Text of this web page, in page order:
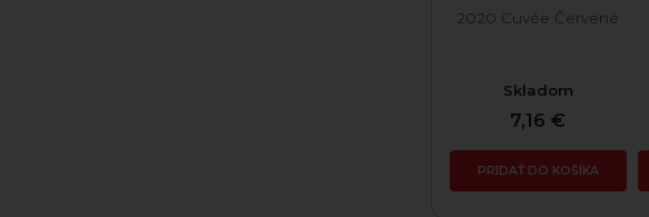
2020 Cuvée Červené
Skladom
7,16 €
PRIDAŤ DO KOŠÍKA